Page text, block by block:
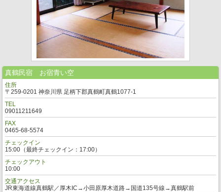
真鶴民宿 お宿青い空
住所
〒259-0201 神奈川県 足柄下郡真鶴町真鶴1077-1
TEL
09011211649
FAX
0465-68-5574
チェックイン
15:00（最終チェックイン：17:00）
チェックアウト
10:00
交通アクセス
JR東海道線真鶴駅／厚木IC→小田原厚木道路→国道135号線→真鶴駅前